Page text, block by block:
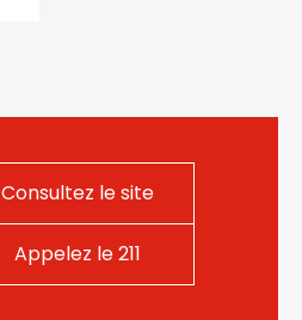
Consultez le site
Appelez le 211